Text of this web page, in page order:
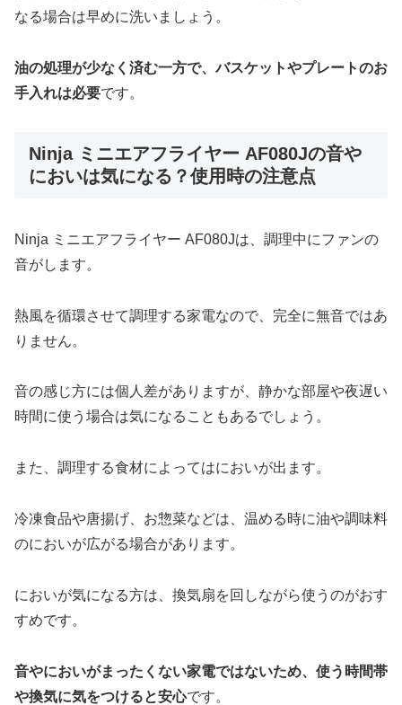
なる場合は早めに洗いましょう。
油の処理が少なく済む一方で、バスケットやプレートのお
手入れは必要です。
Ninja ミニエアフライヤー AF080Jの音や
においは気になる？使用時の注意点
Ninja ミニエアフライヤー AF080Jは、調理中にファンの
音がします。
熱風を循環させて調理する家電なので、完全に無音ではあ
りません。
音の感じ方には個人差がありますが、静かな部屋や夜遅い
時間に使う場合は気になることもあるでしょう。
また、調理する食材によってはにおいが出ます。
冷凍食品や唐揚げ、お惣菜などは、温める時に油や調味料
のにおいが広がる場合があります。
においが気になる方は、換気扇を回しながら使うのがおす
すめです。
音やにおいがまったくない家電ではないため、使う時間帯
や換気に気をつけると安心です。